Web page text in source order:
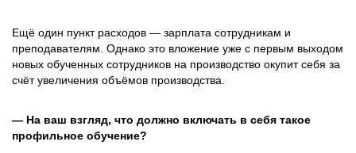
Ещё один пункт расходов — зарплата сотрудникам и
преподавателям. Однако это вложение уже с первым выходом
новых обученных сотрудников на производство окупит себя за
счёт увеличения объёмов производства.
— На ваш взгляд, что должно включать в себя такое
профильное обучение?